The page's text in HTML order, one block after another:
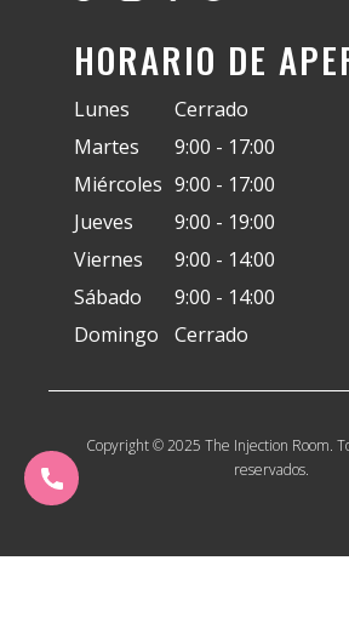
HORARIO DE
Lunes
Martes
Miércoles
Jueves
Viernes
Sábado
Domingo
Cerrado
9:00 - 17:00
9:00 - 17:00
9:00 - 19:00
9:00 - 14:00
9:00 - 14:00
Cerrado
Copyright © 2025 The Injection Room.
reservados.